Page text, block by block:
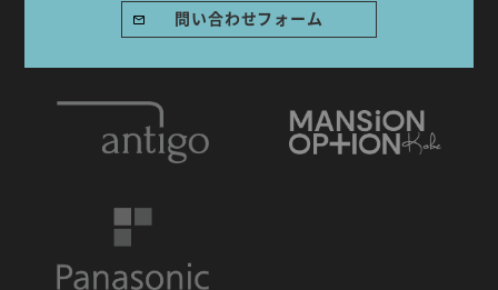
問い合わせフォーム
兵庫県神戸市灘区水道筋6丁目7番18号 NK103ビル1F
TEL.078-861-2001（営業時間：09:00〜17:00 土日祝休み）